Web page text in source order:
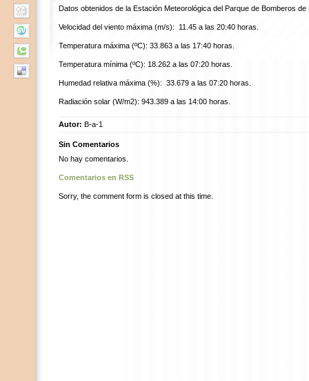
Datos obtenidos de la Estación Meteorológica del Parque de Bomberos de
Velocidad del viento máxima (m/s): 11.45 a las 20:40 horas.
Temperatura máxima (ºC): 33.863 a las 17:40 horas.
Temperatura mínima (ºC): 18.262 a las 07:20 horas.
Humedad relativa máxima (%): 33.679 a las 07:20 horas.
Radiación solar (W/m2): 943.389 a las 14:00 horas.
Autor: B-a-1
Sin Comentarios
No hay comentarios.
Comentarios en RSS
Sorry, the comment form is closed at this time.